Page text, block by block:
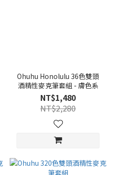
Ohuhu Honolulu 36色雙頭
酒精性麥克筆套組 - 膚色系
NT$1,480
NT$2,280